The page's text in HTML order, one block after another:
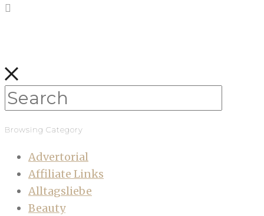
Browsing Category
Advertorial
Affiliate Links
Alltagsliebe
Beauty